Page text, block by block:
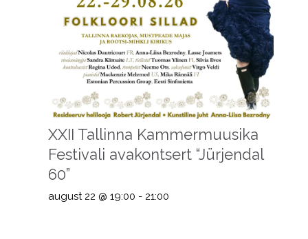
XXII Tallinna Kammermuusika
Festivali avakontsert “Jürjendal
60”
august 22 @ 19:00 - 21:00